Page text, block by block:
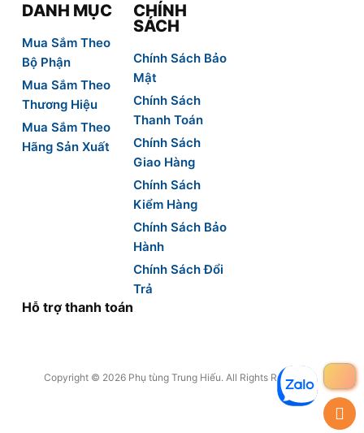
DANH MỤC
Mua Sắm Theo
Bộ Phận
Mua Sắm Theo
Thương Hiệu
Mua Sắm Theo
Hãng Sản Xuất
CHÍNH
SÁCH
Chính Sách Bảo
Mật
Chính Sách
Thanh Toán
Chính Sách
Giao Hàng
Chính Sách
Kiểm Hàng
Chính Sách Bảo
Hành
Chính Sách Đổi
Trả
Hỗ trợ thanh toán
Copyright © 2026 Phụ tùng Trung Hiếu. All Rights Reserved.